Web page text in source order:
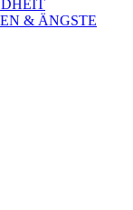
& ÄNGSTE